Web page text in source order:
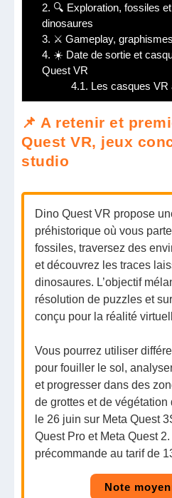
2. 🔍 Exploration, fossiles
dinosaures
3. ⚔️ Gameplay,
4. ☀️ Date de sortie et
Quest VR
4.1. Les casques VR
📌 A retenir et
Quest VR, jeux
studio
Dino Quest VR propose
préhistorique où vous
fossiles, traversez des
et découvrez les traces
dinosaures. L’objectif
résolution de puzzles et
conçu pour la réalité
Vous pourrez utiliser
pour fouiller le sol,
et progresser dans des
de grottes et de végétation
le 26 juin sur Meta Quest
Quest Pro et Meta Quest
précommande au tarif de
Note